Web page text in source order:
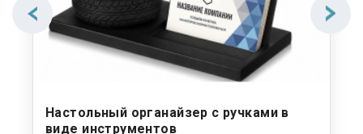
Настольный органайзер с ручками в
виде инструментов